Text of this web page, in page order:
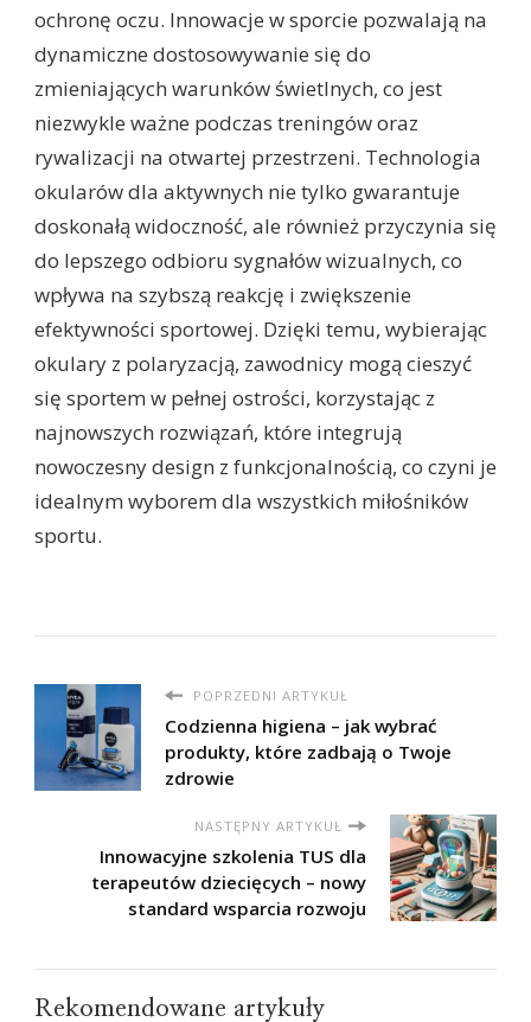
ochronę oczu. Innowacje w sporcie pozwalają na
dynamiczne dostosowywanie się do
zmieniających warunków świetlnych, co jest
niezwykle ważne podczas treningów oraz
rywalizacji na otwartej przestrzeni. Technologia
okularów dla aktywnych nie tylko gwarantuje
doskonałą widoczność, ale również przyczynia się
do lepszego odbioru sygnałów wizualnych, co
wpływa na szybszą reakcję i zwiększenie
efektywności sportowej. Dzięki temu, wybierając
okulary z polaryzacją, zawodnicy mogą cieszyć
się sportem w pełnej ostrości, korzystając z
najnowszych rozwiązań, które integrują
nowoczesny design z funkcjonalnością, co czyni je
idealnym wyborem dla wszystkich miłośników
sportu.
POPRZEDNI ARTYKUŁ
Codzienna higiena – jak wybrać
produkty, które zadbają o Twoje
zdrowie
NASTĘPNY ARTYKUŁ
Innowacyjne szkolenia TUS dla
terapeutów dziecięcych – nowy
standard wsparcia rozwoju
Rekomendowane artykuły